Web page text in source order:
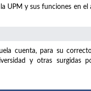
UPM y sus funciones en
cuenta, para su
y otras surgidas